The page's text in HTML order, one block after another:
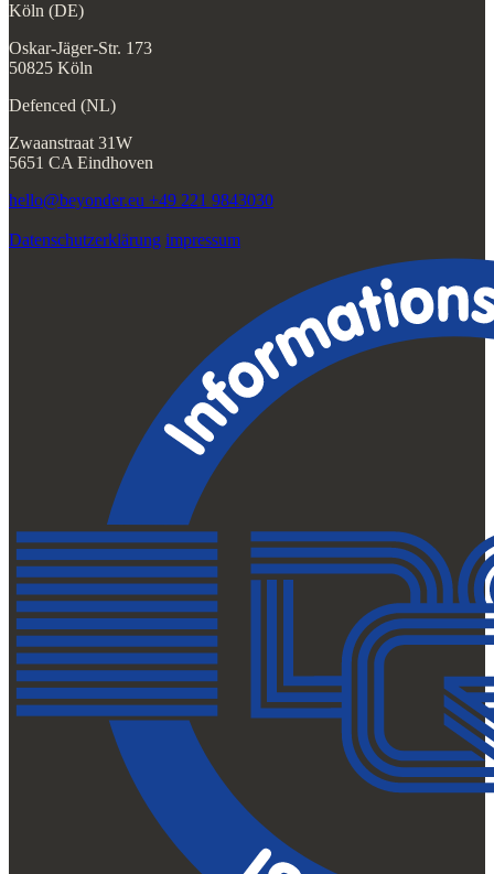
Köln (DE)
Oskar-Jäger-Str. 173
50825 Köln
Defenced (NL)
Zwaanstraat 31W
5651 CA Eindhoven
hello@beyonder.eu +49 221 9843030
Datenschutzerklärung impressum